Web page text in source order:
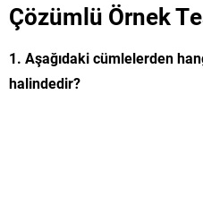
Çözümlü Örnek
1. Aşağıdaki cümlelerden
halindedir?